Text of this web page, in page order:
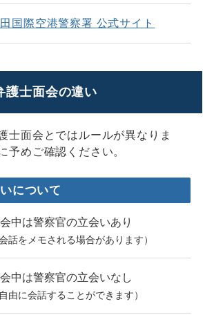
国際空港警察署 公式サイト
護士面会の違い
士面会とではルールが異なりま
予めご確認ください。
について
中は警察官の立会いあり
会話をメモされる場合があります）
中は警察官の立会いなし
自由に会話することができます）